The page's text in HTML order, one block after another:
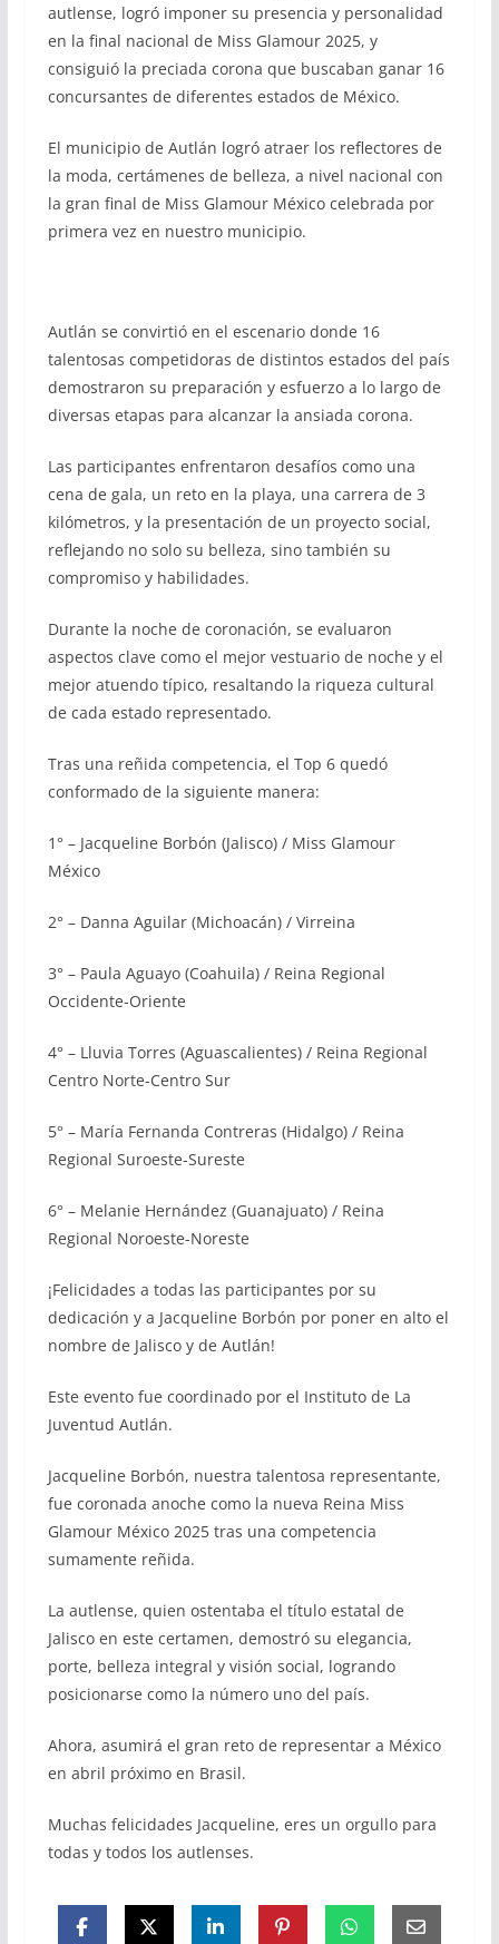
autlense, logró imponer su presencia y personalidad
en la final nacional de Miss Glamour 2025, y
consiguió la preciada corona que buscaban ganar 16
concursantes de diferentes estados de México.
El municipio de Autlán logró atraer los reflectores de
la moda, certámenes de belleza, a nivel nacional con
la gran final de Miss Glamour México celebrada por
primera vez en nuestro municipio.
Autlán se convirtió en el escenario donde 16
talentosas competidoras de distintos estados del país
demostraron su preparación y esfuerzo a lo largo de
diversas etapas para alcanzar la ansiada corona.
Las participantes enfrentaron desafíos como una
cena de gala, un reto en la playa, una carrera de 3
kilómetros, y la presentación de un proyecto social,
reflejando no solo su belleza, sino también su
compromiso y habilidades.
Durante la noche de coronación, se evaluaron
aspectos clave como el mejor vestuario de noche y el
mejor atuendo típico, resaltando la riqueza cultural
de cada estado representado.
Tras una reñida competencia, el Top 6 quedó
conformado de la siguiente manera:
1° – Jacqueline Borbón (Jalisco) / Miss Glamour
México
2° – Danna Aguilar (Michoacán) / Virreina
3° – Paula Aguayo (Coahuila) / Reina Regional
Occidente-Oriente
4° – Lluvia Torres (Aguascalientes) / Reina Regional
Centro Norte-Centro Sur
5° – María Fernanda Contreras (Hidalgo) / Reina
Regional Suroeste-Sureste
6° – Melanie Hernández (Guanajuato) / Reina
Regional Noroeste-Noreste
¡Felicidades a todas las participantes por su
dedicación y a Jacqueline Borbón por poner en alto el
nombre de Jalisco y de Autlán!
Este evento fue coordinado por el Instituto de La
Juventud Autlán.
Jacqueline Borbón, nuestra talentosa representante,
fue coronada anoche como la nueva Reina Miss
Glamour México 2025 tras una competencia
sumamente reñida.
La autlense, quien ostentaba el título estatal de
Jalisco en este certamen, demostró su elegancia,
porte, belleza integral y visión social, logrando
posicionarse como la número uno del país.
Ahora, asumirá el gran reto de representar a México
en abril próximo en Brasil.
Muchas felicidades Jacqueline, eres un orgullo para
todas y todos los autlenses.